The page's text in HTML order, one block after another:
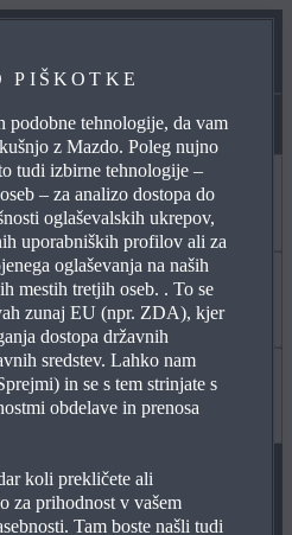
NAM
PIŠKOTKE
podobne tehnologije, da vam
z Mazdo. Poleg nujno
tudi izbirne tehnologije –
– za analizo dostopa do
oglaševalskih ukrepov,
uporabniških profilov ali za
oglaševanja na naših
mestih tretjih oseb. . To se
zunaj EU (npr. ZDA), kjer
dostopa državnih
sredstev. Lahko nam
in se s tem strinjate s
obdelave in prenosa
koli prekličete ali
za prihodnost v vašem
Tam boste našli tudi